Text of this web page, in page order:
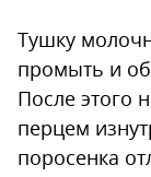
Тушку
промыть и
После этого
перцем
поросенка